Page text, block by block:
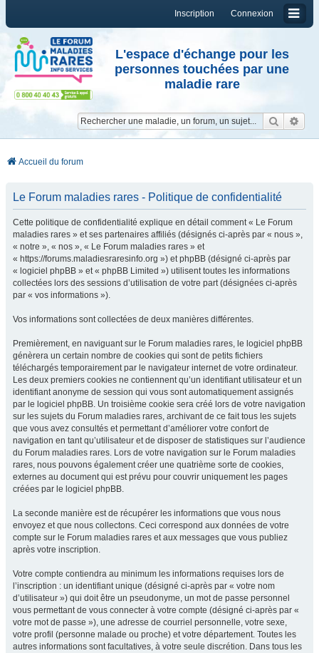
Connexion
Inscription
L'espace d'échange pour les
personnes touchées par une
maladie rare
Accueil du forum
Le Forum maladies rares - Politique de confidentialité
Cette politique de confidentialité explique en détail comment « Le Forum
maladies rares » et ses partenaires affiliés (désignés ci-après par « nous »,
« notre », « nos », « Le Forum maladies rares » et
« https://forums.maladiesraresinfo.org ») et phpBB (désigné ci-après par
« logiciel phpBB » et « phpBB Limited ») utilisent toutes les informations
collectées lors des sessions d’utilisation de votre part (désignées ci-après
par « vos informations »).
Vos informations sont collectées de deux manières différentes.
Premièrement, en naviguant sur le Forum maladies rares, le logiciel phpBB
génèrera un certain nombre de cookies qui sont de petits fichiers
téléchargés temporairement par le navigateur internet de votre ordinateur.
Les deux premiers cookies ne contiennent qu’un identifiant utilisateur et un
identifiant anonyme de session qui vous sont automatiquement assignés
par le logiciel phpBB. Un troisième cookie sera créé lors de votre navigation
sur les sujets du Forum maladies rares, archivant de ce fait tous les sujets
que vous avez consultés et permettant d’améliorer votre confort de
navigation en tant qu’utilisateur et de disposer de statistiques sur l’audience
du Forum maladies rares. Lors de votre navigation sur le Forum maladies
rares, nous pouvons également créer une quatrième sorte de cookies,
externes au document qui est prévu pour couvrir uniquement les pages
créées par le logiciel phpBB.
La seconde manière est de récupérer les informations que vous nous
envoyez et que nous collectons. Ceci correspond aux données de votre
compte sur le Forum maladies rares et aux messages que vous publiez
après votre inscription.
Votre compte contiendra au minimum les informations requises lors de
l’inscription : un identifiant unique (désigné ci-après par « votre nom
d’utilisateur ») qui doit être un pseudonyme, un mot de passe personnel
vous permettant de vous connecter à votre compte (désigné ci-après par «
votre mot de passe »), une adresse de courriel personnelle, votre sexe,
votre profil (personne malade ou proche) et votre département. Toutes les
autres informations sont facultatives, à votre seule discrétion. Dans tous les